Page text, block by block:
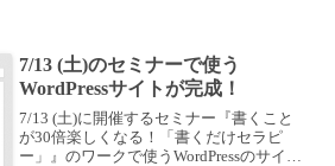
いないかもしれません。「...
7/13 (土)のセミナーで使う
WordPressサイトが完成！
7/13 (土)に開催するセミナー『書くこと
が30倍楽しくなる！「書くだけセラピ
ー」』のワークで使うWordPressのサイト